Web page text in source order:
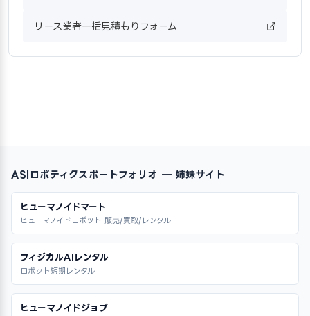
リース業者一括見積もりフォーム
ASIロボティクスポートフォリオ — 姉妹サイト
ヒューマノイドマート
ヒューマノイドロボット 販売/買取/レンタル
フィジカルAIレンタル
ロボット短期レンタル
ヒューマノイドジョブ